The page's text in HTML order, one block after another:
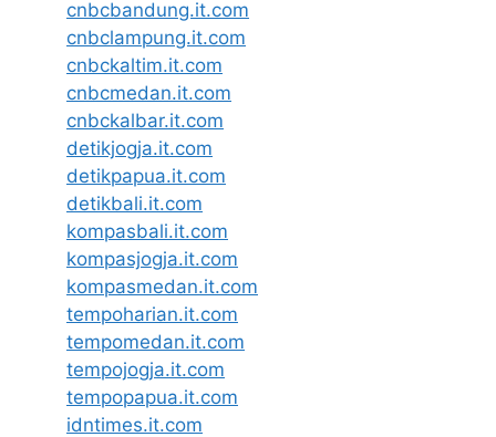
cnbcbandung.it.com
cnbclampung.it.com
cnbckaltim.it.com
cnbcmedan.it.com
cnbckalbar.it.com
detikjogja.it.com
detikpapua.it.com
detikbali.it.com
kompasbali.it.com
kompasjogja.it.com
kompasmedan.it.com
tempoharian.it.com
tempomedan.it.com
tempojogja.it.com
tempopapua.it.com
idntimes.it.com